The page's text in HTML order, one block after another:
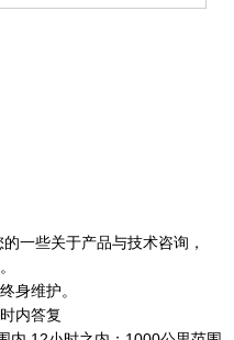
一些关于产品与技术咨询，
身维护。
内答复